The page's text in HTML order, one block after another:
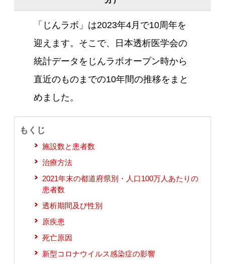
「じんラボ」は2023年4月で10周年を
迎えます。そこで、日本透析医学会の
統計データをじんラボオープン時から
直近のものまでの10年間の推移をまと
めました。
もくじ
施設数と患者数
治療方法
2021年末の都道府県別・人口100万人あたりの
患者数
透析期間及び性別
原疾患
死亡原因
新型コロナウイルス感染症の影響